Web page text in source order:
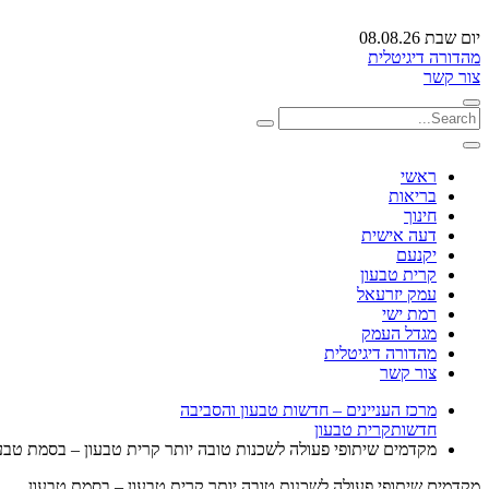
יום שבת 08.08.26
מהדורה דיגיטלית
צור קשר
ראשי
בריאות
חינוך
דעה אישית
יקנעם
קרית טבעון
עמק יזרעאל
רמת ישי
מגדל העמק
מהדורה דיגיטלית
צור קשר
מרכז העניינים – חדשות טבעון והסביבה
חדשותקרית טבעון
מקדמים שיתופי פעולה לשכנות טובה יותר קרית טבעון – בסמת